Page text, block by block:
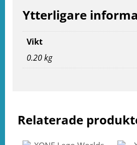
Relaterade
Ytterligare
Vikt
0.20 kg